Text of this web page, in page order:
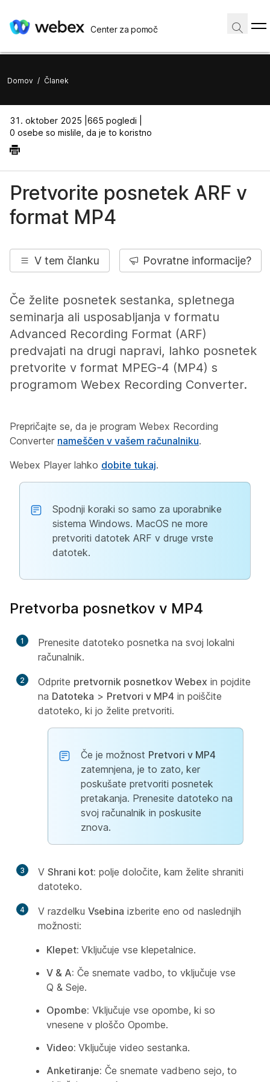
Center za pomoč
Domov / Članek
31. oktober 2025 | 665 pogledi |
0 osebe so mislile, da je to koristno
Pretvorite posnetek ARF v
format MP4
V tem članku Povratne informacije?
Če želite posnetek sestanka, spletnega
seminarja ali usposabljanja v formatu
Advanced Recording Format (ARF)
predvajati na drugi napravi, lahko posnetek
pretvorite v format MPEG-4 (MP4) s
programom Webex Recording Converter.
Prepričajte se, da je program Webex Recording
Converter nameščen v vašem računalniku.
Webex Player lahko dobite tukaj.
Spodnji koraki so samo za uporabnike
sistema Windows. MacOS ne more
pretvoriti datotek ARF v druge vrste
datotek.
Pretvorba posnetkov v MP4
1
Prenesite datoteko posnetka na svoj lokalni
računalnik.
2 Odprite pretvornik posnetkov Webex in pojdite
na Datoteka > Pretvori v MP4 in poiščite
datoteko, ki jo želite pretvoriti.
Če je možnost Pretvori v MP4
zatemnjena, je to zato, ker
poskušate pretvoriti posnetek
pretakanja. Prenesite datoteko na
svoj računalnik in poskusite
znova.
3 V Shrani kot: polje določite, kam želite shraniti
datoteko.
4 V razdelku Vsebina izberite eno od naslednjih
možnosti:
Klepet: Vključuje vse klepetalnice.
V & A: Če snemate vadbo, to vključuje vse
Q & Seje.
Opombe: Vključuje vse opombe, ki so
vnesene v ploščo Opombe.
Video: Vključuje video sestanka.
Anketiranje: Če snemate vadbeno sejo, to